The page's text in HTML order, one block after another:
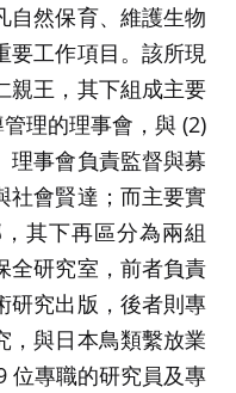
自然保育、維護生物
要工作項目。該所現
親王，其下組成主要
理的理事會，與 (2)
理事會負責監督與募
社會賢達；而主要實
其下再區分為兩組
全研究室，前者負責
研究出版，後者則專
，與日本鳥類繫放業
位專職的研究員及專